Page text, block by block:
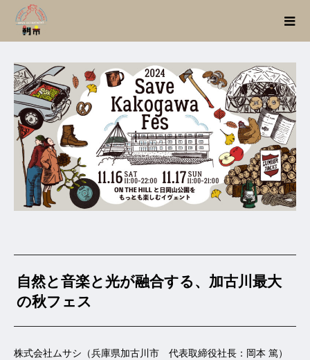
自然と音楽と光が融合する、加古川最大
の秋フェス
株式会社ムサシ（兵庫県加古川市 代表取締役社長：岡本 篤）